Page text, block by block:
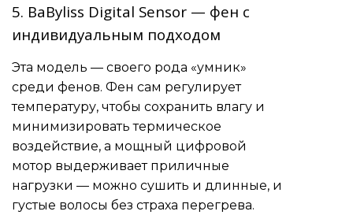
5. BaByliss Digital Sensor — фен с
индивидуальным подходом
Эта модель — своего рода «умник»
среди фенов. Фен сам регулирует
температуру, чтобы сохранить влагу и
минимизировать термическое
воздействие, а мощный цифровой
мотор выдерживает приличные
нагрузки — можно сушить и длинные, и
густые волосы без страха перегрева.